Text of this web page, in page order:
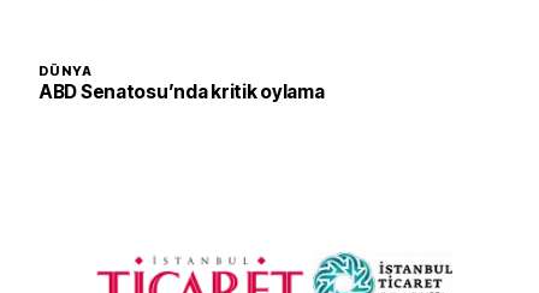
DÜNYA
ABD Senatosu’nda kritik oylama